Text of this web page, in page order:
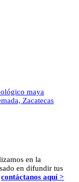
maya
Zacatecas
en la
en difundir tus
contáctanos aquí >